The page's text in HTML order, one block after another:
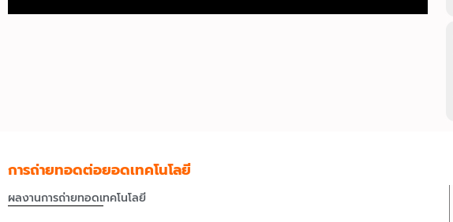
การถ่ายทอดต่อยอดเทคโนโลยี
ผลงานการถ่ายทอดเทคโนโลยี